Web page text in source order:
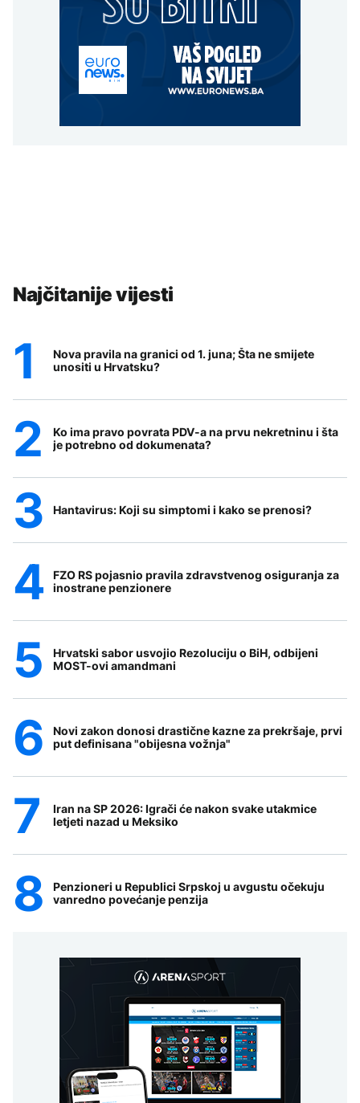
Najčitanije vijesti
Nova pravila na granici od 1. juna; Šta ne smijete
unositi u Hrvatsku?
Ko ima pravo povrata PDV-a na prvu nekretninu i šta
je potrebno od dokumenata?
Hantavirus: Koji su simptomi i kako se prenosi?
FZO RS pojasnio pravila zdravstvenog osiguranja za
inostrane penzionere
Hrvatski sabor usvojio Rezoluciju o BiH, odbijeni
MOST-ovi amandmani
Novi zakon donosi drastične kazne za prekršaje, prvi
put definisana "obijesna vožnja"
Iran na SP 2026: Igrači će nakon svake utakmice
letjeti nazad u Meksiko
Penzioneri u Republici Srpskoj u avgustu očekuju
vanredno povećanje penzija